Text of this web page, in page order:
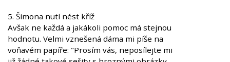
5. Šimona nutí nést kříž
Avšak ne každá a jakákoli pomoc má stejnou
hodnotu. Velmi vznešená dáma mi píše na
voňavém papíře: "Prosím vás, neposílejte mi